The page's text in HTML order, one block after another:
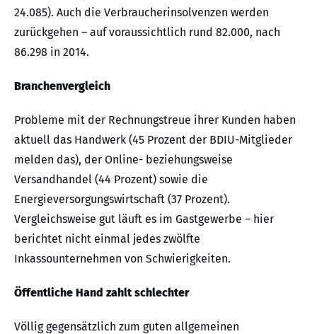
24.085). Auch die Verbraucherinsolvenzen werden
zurückgehen – auf voraussichtlich rund 82.000, nach
86.298 in 2014.
Branchenvergleich
Probleme mit der Rechnungstreue ihrer Kunden haben
aktuell das Handwerk (45 Prozent der BDIU-Mitglieder
melden das), der Online- beziehungsweise
Versandhandel (44 Prozent) sowie die
Energieversorgungswirtschaft (37 Prozent).
Vergleichsweise gut läuft es im Gastgewerbe – hier
berichtet nicht einmal jedes zwölfte
Inkassounternehmen von Schwierigkeiten.
Öffentliche Hand zahlt schlechter
Völlig gegensätzlich zum guten allgemeinen